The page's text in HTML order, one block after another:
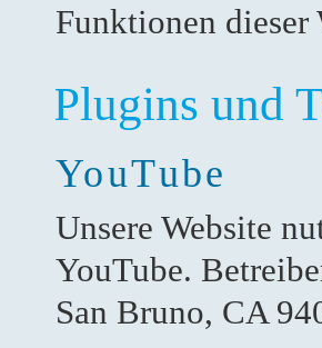
Funktionen
Plugins und
YouTube
Unsere Website
YouTube.
San Bruno, CA